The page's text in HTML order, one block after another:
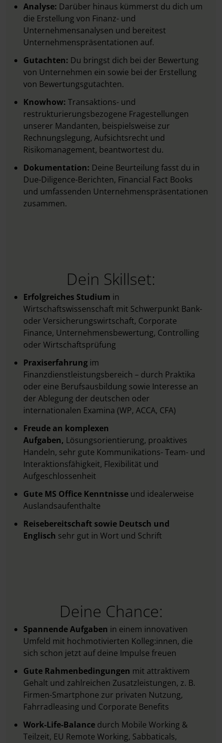
Analyse: Darüber hinaus kümmerst du dich um
die Erstellung von Finanz- und
Unternehmensanalysen und bereitest
Unternehmenspräsentationen auf.
Gutachten: Du bringst dich bei der Bewertung
von Unternehmen ein sowie bei der Erstellung
von Bewertungsgutachten.
Knowhow: Transaktions- und
restrukturierungsbezogene Fragestellungen
unserer Mandanten, beispielsweise zur
Rechnungslegung, Aufsichtsrecht und
Risikomanagement, beantwortest du.
Dokumentation: Deine Beurteilung fasst du in
Due-Diligence-Berichten, Financial Fact Books
und umfassenden Unternehmenspräsentationen
zusammen.
Dein Skillset:
Erfolgreiches Studium in
Wirtschaftswissenschaft mit Schwerpunkt Bank-
oder Versicherungswirtschaft, Corporate
Finance, Unternehmensbewertung, Controlling
oder Wirtschaftsprüfung
Praxiserfahrung im
Finanzdienstleistungsbereich – durch Praktika
oder eine Berufsausbildung sowie Interesse an
der Ablegung der deutschen oder
internationalen Examina (WP, ACCA, CFA)
Freude an komplexen
Aufgaben, Lösungsorientierung, proaktives
Handeln, sehr gute Kommunikations- Team- und
Interaktionsfähigkeit, Flexibilität und
Aufgeschlossenheit
Gute MS Office Kenntnisse und idealerweise
Auslandsaufenthalte
Reisebereitschaft sowie Deutsch und
Englisch sehr gut in Wort und Schrift
Deine Chance:
Spannende Aufgaben in einem innovativen
Umfeld mit hochmotivierten Kolleg:innen, die
sich schon jetzt auf deine Impulse freuen
Gute Rahmenbedingungen mit attraktivem
Gehalt und zahlreichen Zusatzleistungen, z. B.
Firmen-Smartphone zur privaten Nutzung,
Fahrradleasing und Corporate Benefits
Work-Life-Balance durch Mobile Working &
Teilzeit, EU Remote Working, Sabbaticals,